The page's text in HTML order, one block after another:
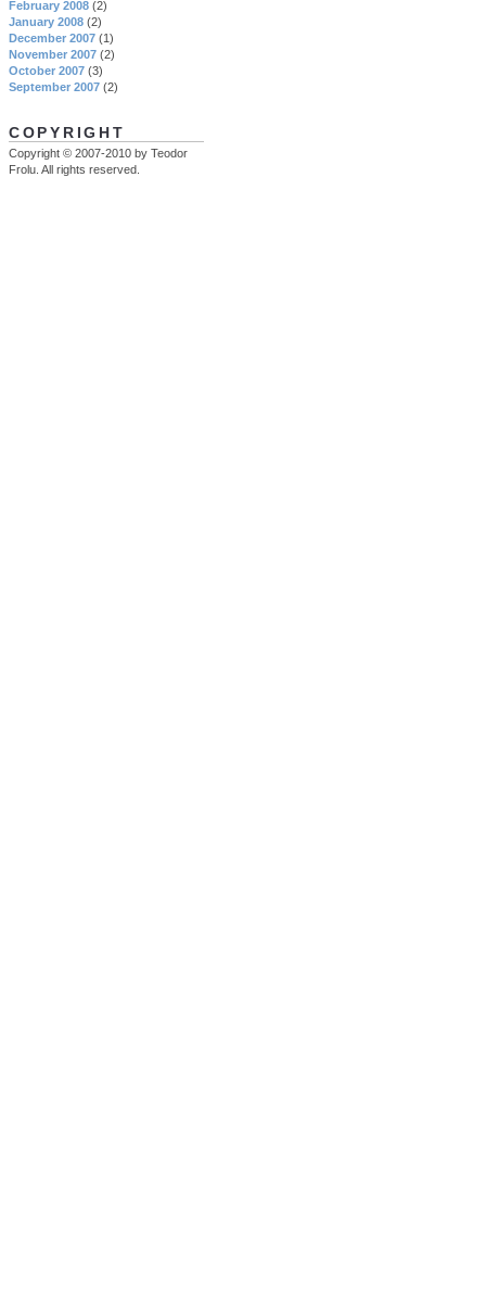
February 2008 (2)
January 2008 (2)
December 2007 (1)
November 2007 (2)
October 2007 (3)
September 2007 (2)
COPYRIGHT
Copyright © 2007-2010 by Teodor
Frolu. All rights reserved.